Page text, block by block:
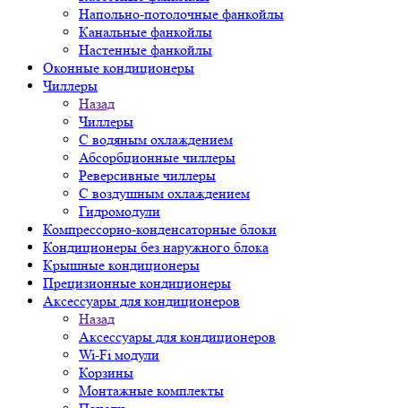
Напольно-потолочные фанкойлы
Канальные фанкойлы
Настенные фанкойлы
Оконные кондиционеры
Чиллеры
Назад
Чиллеры
С водяным охлаждением
Абсорбционные чиллеры
Реверсивные чиллеры
С воздушным охлаждением
Гидромодули
Компрессорно-конденсаторные блоки
Кондиционеры без наружного блока
Крышные кондиционеры
Прецизионные кондиционеры
Аксессуары для кондиционеров
Назад
Аксессуары для кондиционеров
Wi-Fi модули
Корзины
Монтажные комплекты